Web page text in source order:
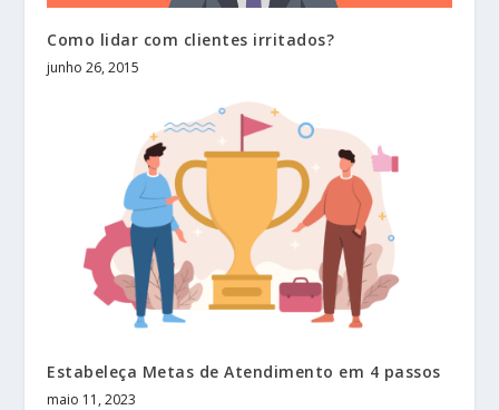
Como lidar com clientes irritados?
junho 26, 2015
Estabeleça Metas de Atendimento em 4 passos
maio 11, 2023